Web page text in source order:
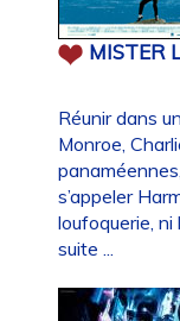
MISTER
Réunir dans
Monroe,
s’appeler
loufoquerie, ni
suite ...